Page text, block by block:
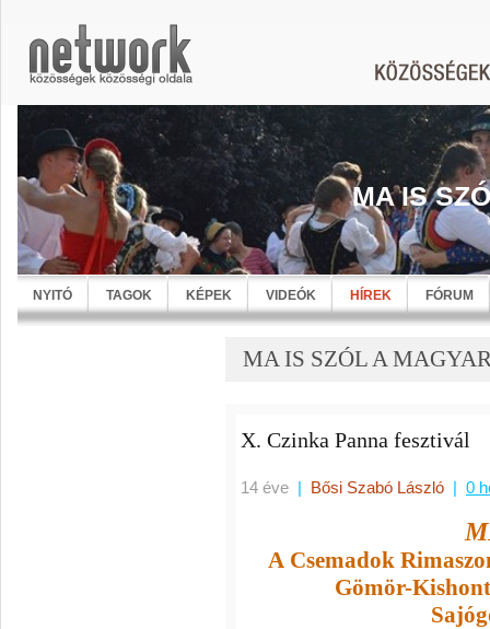
MA IS
NYITÓ TAGOK KÉPEK VIDEÓK HÍREK FÓRUM
MA IS SZÓL A
X. Czinka Panna fesztivál
14 éve | Bősi Szabó László | 0
A Csemadok
Gömör-